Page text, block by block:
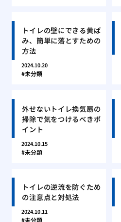
トイレの壁にできる黄ば
み、簡単に落とすための
方法
2024.10.20
未分類
外せないトイレ換気扇の
掃除で気をつけるべきポ
イント
2024.10.15
未分類
トイレの逆流を防ぐため
の注意点と対処法
2024.10.11
未分類